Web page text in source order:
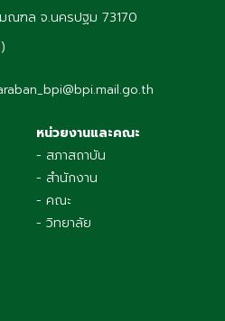
ณฑล จ.นครปฐม 73170
หน่วยงานและคณะ
- สภาสถาบัน
- สำนักงาน
- คณะ
- วิทยาลัย